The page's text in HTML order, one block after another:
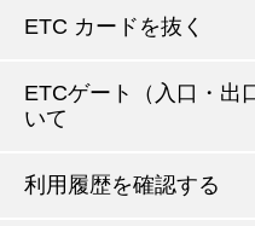
ETC カードを抜く
ETCゲート（入口・出
いて
利用履歴を確認する